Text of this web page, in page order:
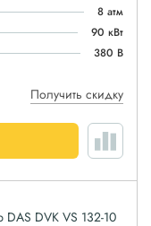
8 атм
90 кВт
380 В
Получить скидку
DAS DVK VS 132-10